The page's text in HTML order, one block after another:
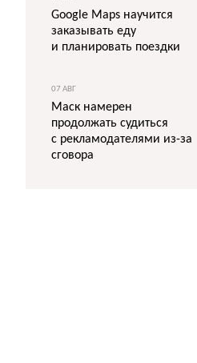
Google Maps научится
заказывать еду
и планировать поездки
07 АВГ
Маск намерен
продолжать судиться
с рекламодателями из-за
сговора